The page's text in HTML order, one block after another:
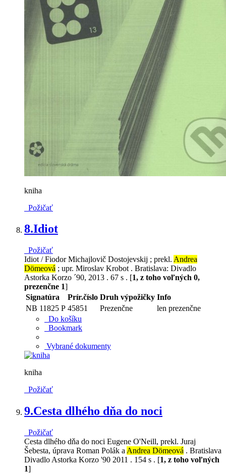
kniha
Požičať
8.Idiot
Požičať
Idiot / Fiodor Michajlovič Dostojevskij ; prekl. Andrea
Dömeová ; upr. Miroslav Krobot . Bratislava: Divadlo
Astorka Korzo ´90, 2013 . 67 s . [1, z toho voľných 0,
prezenčne 1]
Signatúra
Prír.číslo Druh výpožičky Info
NB 11825 P 45851 Prezenčne
len prezenčne
Do košíku
Bookmark
Vybrané dokumenty
kniha
Požičať
9.Cesta dlhého dňa do noci
Požičať
Cesta dlhého dňa do noci Eugene O'Neill, prekl. Juraj
Šebesta, úprava Roman Polák a Andrea Dömeová . Bratislava
Divadlo Astorka Korzo '90 2011 . 154 s . [1, z toho voľných
1]